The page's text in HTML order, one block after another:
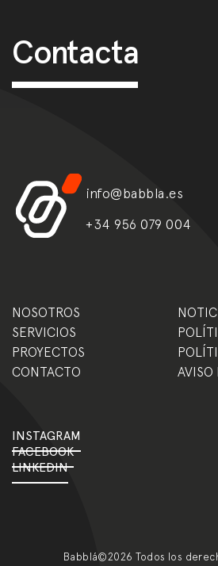
Contacta
info@babbla.es
+34 956 079 004
NOSOTROS
SERVICIOS
PROYECTOS
CONTACTO
AVISO
INSTAGRAM
FACEBOOK
LINKEDIN
Babblá©2026 Todos los